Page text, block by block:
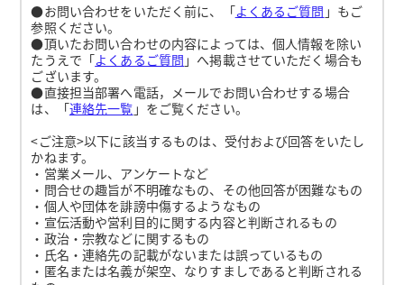
●お問い合わせをいただく前に、「よくあるご質問 」もご
参照ください。
●頂いたお問い合わせの内容によっては、個人情報を除い
たうえで「よくあるご質問 」へ掲載させていただく場合も
ございます。
●直接担当部署へ電話，メールでお問い合わせする場合
は、「連絡先一覧 」をご覧ください。
<ご注意>以下に該当するものは、受付および回答をいたし
かねます。
・営業メール、アンケートなど
・問合せの趣旨が不明確なもの、その他回答が困難なもの
・個人や団体を誹謗中傷するようなもの
・宣伝活動や営利目的に関する内容と判断されるもの
・政治・宗教などに関するもの
・氏名・連絡先の記載がないまたは誤っているもの
・匿名または名義が架空、なりすましであると判断される